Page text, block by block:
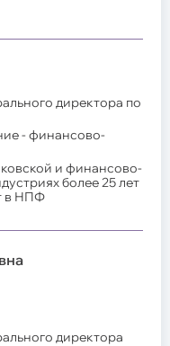
директора по
- финансово-
и финансово-
более 25 лет
в НПФ
директора